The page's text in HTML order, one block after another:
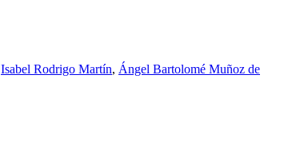
Isabel Rodrigo Martín, Ángel Bartolomé Muñoz de